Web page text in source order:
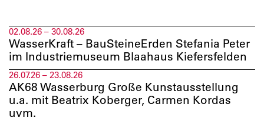
02.08.26 – 30.08.26
WasserKraft – BauSteineErden Stefania Peter
im Industriemuseum Blaahaus Kiefersfelden
26.07.26 – 23.08.26
AK68 Wasserburg Große Kunstausstellung
u.a. mit Beatrix Koberger, Carmen Kordas
uvm.